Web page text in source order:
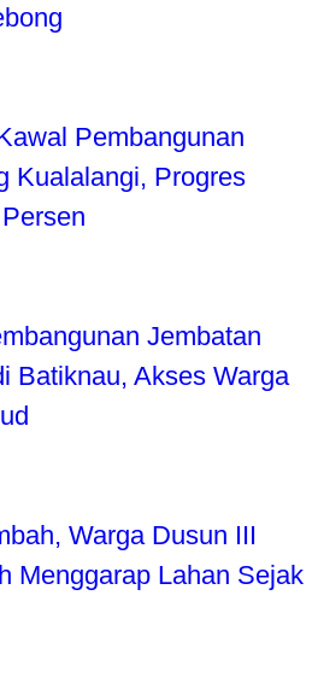
Pembangunan
Kualalangi, Progres
Jembatan
Batiknau, Akses Warga
Warga Dusun III
Menggarap Lahan Sejak